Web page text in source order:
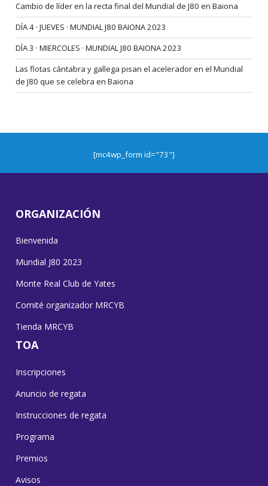
Cambio de líder en la recta final del Mundial de J80 en Baiona
DÍA 4 · JUEVES · MUNDIAL J80 BAIONA 2023
DÍA 3 · MIERCOLES · MUNDIAL J80 BAIONA 2023
Las flotas cántabra y gallega pisan el acelerador en el Mundial
de J80 que se celebra en Baiona
[mc4wp_form id="73"]
ORGANIZACIÓN
Bienvenida
Mundial J80 2023
Monte Real Club de Yates
Comité organizador MRCYB
Tienda MRCYB
TOA
Inscripciones
Anuncio de regata
Instrucciones de regata
Programa
Premios
Avisos